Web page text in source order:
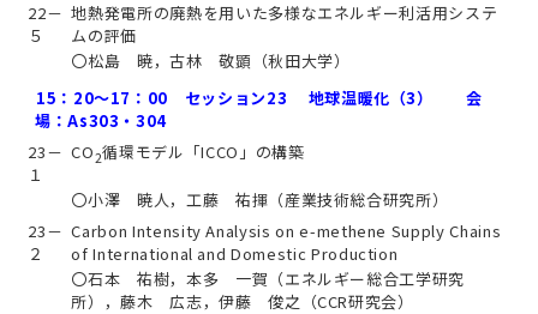
22－
５
地熱発電所の廃熱を用いた多様なエネルギー利活用システ
ムの評価
〇松島 暁，古林 敬顕（秋田大学）
15：20～17：00 セッション23 地球温暖化（3） 会
場：As303・304
23－
１
CO2循環モデル「ICCO」の構築
〇小澤 暁人，工藤 祐揮（産業技術総合研究所）
23－
２
Carbon Intensity Analysis on e-methene Supply Chains
of International and Domestic Production
〇石本 祐樹，本多 一賀（エネルギー総合工学研究
所），藤木 広志，伊藤 俊之（CCR研究会）